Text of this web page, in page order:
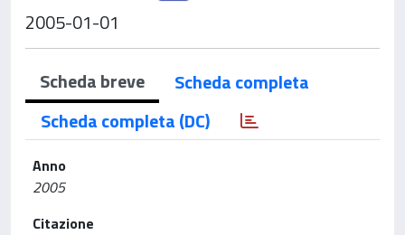
2005-01-01
Scheda breve
Scheda completa
Scheda completa (DC)
Anno
2005
Citazione